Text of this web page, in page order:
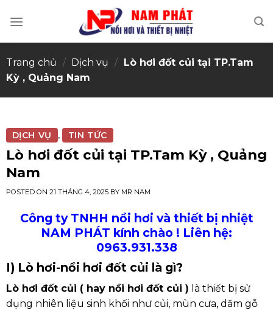
Trang chủ / Dịch vụ / Lò hơi đốt củi tại TP.Tam
Kỳ , Quảng Nam
DỊCH VỤ , TIN TỨC
Lò hơi đốt củi tại TP.Tam Kỳ , Quảng
Nam
POSTED ON 21 THÁNG 4, 2025BY MR NAM
Công ty TNHH nồi hơi và thiết bị nhiệt
NAM PHÁT kính chào ! Liên hệ:
0963.931.338
I) Lò hơi-nồi hơi đốt củi là gì?
Lò hơi đốt củi ( hay nồi hơi đốt củi ) là thiết bị sử
dụng nhiên liệu sinh khối như củi, mùn cưa, dăm gỗ